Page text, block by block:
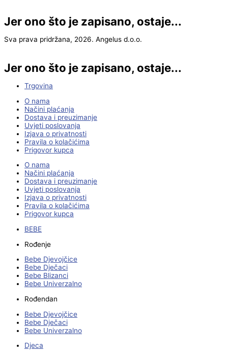
Jer ono što je zapisano, ostaje...
Sva prava pridržana, 2026. Angelus d.o.o.
Jer ono što je zapisano, ostaje...
Trgovina
O nama
Načini plaćanja
Dostava i preuzimanje
Uvjeti poslovanja
Izjava o privatnosti
Pravila o kolačićima
Prigovor kupca
O nama
Načini plaćanja
Dostava i preuzimanje
Uvjeti poslovanja
Izjava o privatnosti
Pravila o kolačićima
Prigovor kupca
BEBE
Rođenje
Bebe Djevojčice
Bebe Dječaci
Bebe Blizanci
Bebe Univerzalno
Rođendan
Bebe Djevojčice
Bebe Dječaci
Bebe Univerzalno
Djeca